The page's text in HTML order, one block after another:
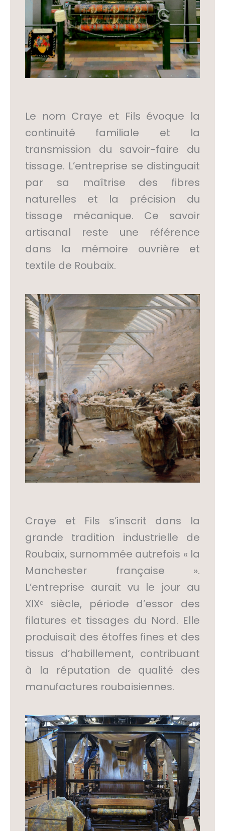
Le nom Craye et Fils évoque la
continuité familiale et la
transmission du savoir-faire du
tissage. L’entreprise se distinguait
par sa maîtrise des fibres
naturelles et la précision du
tissage mécanique. Ce savoir
artisanal reste une référence
dans la mémoire ouvrière et
textile de Roubaix.
Craye et Fils s’inscrit dans la
grande tradition industrielle de
Roubaix, surnommée autrefois « la
Manchester française ».
L’entreprise aurait vu le jour au
XIXᵉ siècle, période d’essor des
filatures et tissages du Nord. Elle
produisait des étoffes fines et des
tissus d’habillement, contribuant
à la réputation de qualité des
manufactures roubaisiennes.